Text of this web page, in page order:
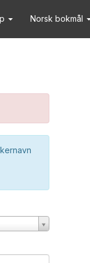
Norsk bokmål